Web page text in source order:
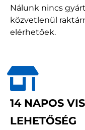
Nálunk nincs
közvetlenül
elérhetőek.
14 NAPOS
LEHETŐSÉG